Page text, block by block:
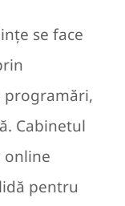
se face
programări,
Cabinetul
online
pentru